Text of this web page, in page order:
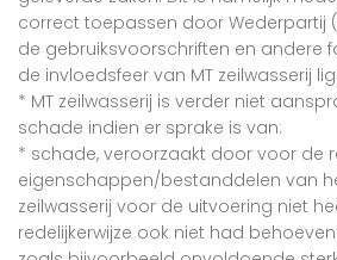
correct toepassen door Wederpartij
de gebruiksvoorschriften en andere
de invloedsfeer van MT zeilwasserij
* MT zeilwasserij is verder niet
schade indien er sprake is van:
* schade, veroorzaakt door voor de
eigenschappen/bestanddelen van
zeilwasserij voor de uitvoering niet
redelijkerwijze ook niet had